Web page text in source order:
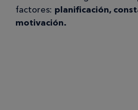
factores: planificación,
motivación.